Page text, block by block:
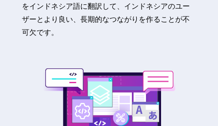
をインドネシア語に翻訳して、インドネシアのユー
ザーとより良い、長期的なつながりを作ることが不
可欠です。